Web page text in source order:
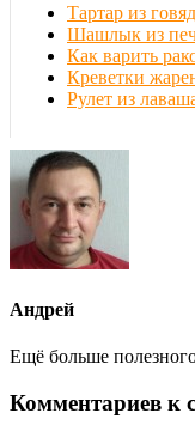
Тартар из
Шашлык из
Как варить
Креветки
Рулет из
Андрей
Ещё больше
Комментариев к